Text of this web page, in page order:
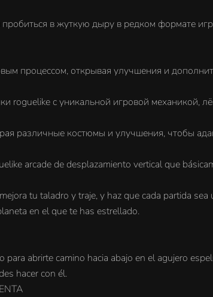
в жуткую дыру в редком формате
процессом, открывая улучшения и
roguelike с уникальной игровой механикой,
различные костюмы и улучшения, чтобы
arcade de desplazamiento vertical que
tu taladro y traje, y haz que cada partida
en el que te has estrellado.
abrirte camino hacia abajo en el agujero
hacer con él.